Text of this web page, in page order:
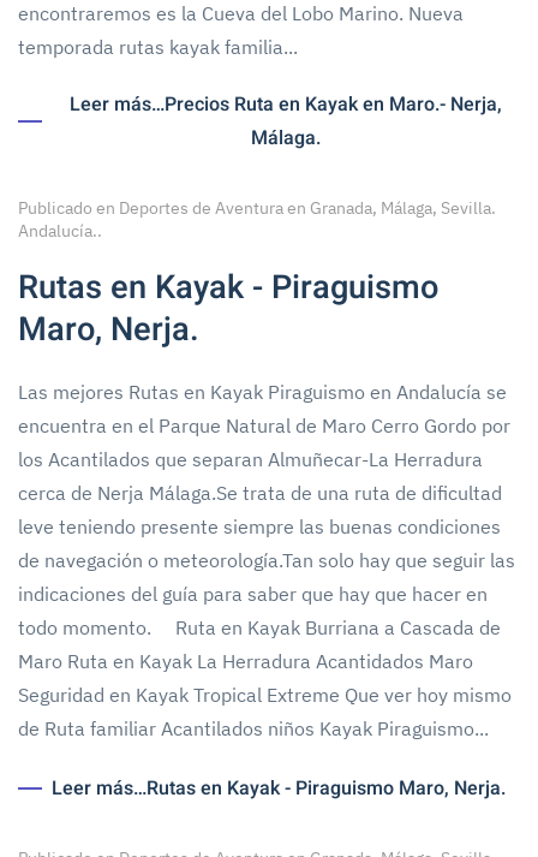
encontraremos es la Cueva del Lobo Marino. Nueva
temporada rutas kayak familia...
Leer más…Precios Ruta en Kayak en Maro.- Nerja,
Málaga.
Publicado en Deportes de Aventura en Granada, Málaga, Sevilla.
Andalucía..
Rutas en Kayak - Piraguismo
Maro, Nerja.
Las mejores Rutas en Kayak Piraguismo en Andalucía se
encuentra en el Parque Natural de Maro Cerro Gordo por
los Acantilados que separan Almuñecar-La Herradura
cerca de Nerja Málaga.Se trata de una ruta de dificultad
leve teniendo presente siempre las buenas condiciones
de navegación o meteorología.Tan solo hay que seguir las
indicaciones del guía para saber que hay que hacer en
todo momento. Ruta en Kayak Burriana a Cascada de
Maro Ruta en Kayak La Herradura Acantidados Maro
Seguridad en Kayak Tropical Extreme Que ver hoy mismo
de Ruta familiar Acantilados niños Kayak Piraguismo...
Leer más…Rutas en Kayak - Piraguismo Maro, Nerja.